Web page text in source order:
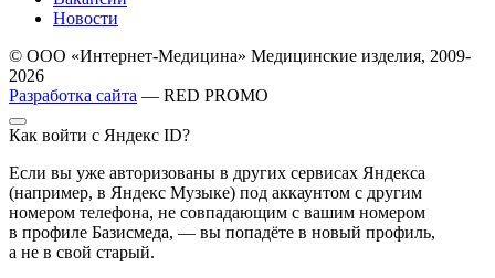
Новости
© ООО «Интернет-Медицина» Медицинские изделия, 2009-
2026
Разработка сайта — RED PROMO
Как войти с Яндекс ID?
Если вы уже авторизованы в других сервисах Яндекса
(например, в Яндекс Музыке) под аккаунтом с другим
номером телефона, не совпадающим с вашим номером
в профиле Базисмеда, — вы попадёте в новый профиль,
а не в свой старый.